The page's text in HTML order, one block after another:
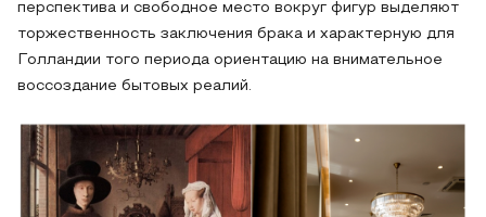
перспектива и свободное место вокруг фигур выделяют
торжественность заключения брака и характерную для
Голландии того периода ориентацию на внимательное
воссоздание бытовых реалий.